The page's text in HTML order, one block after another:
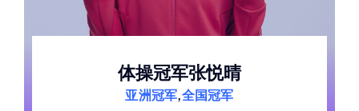
体操冠军张悦晴
亚洲冠军,全国冠军